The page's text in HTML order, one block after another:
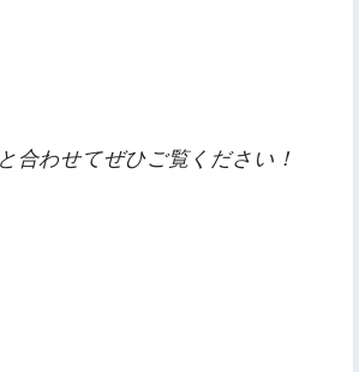
合わせてぜひご覧ください！